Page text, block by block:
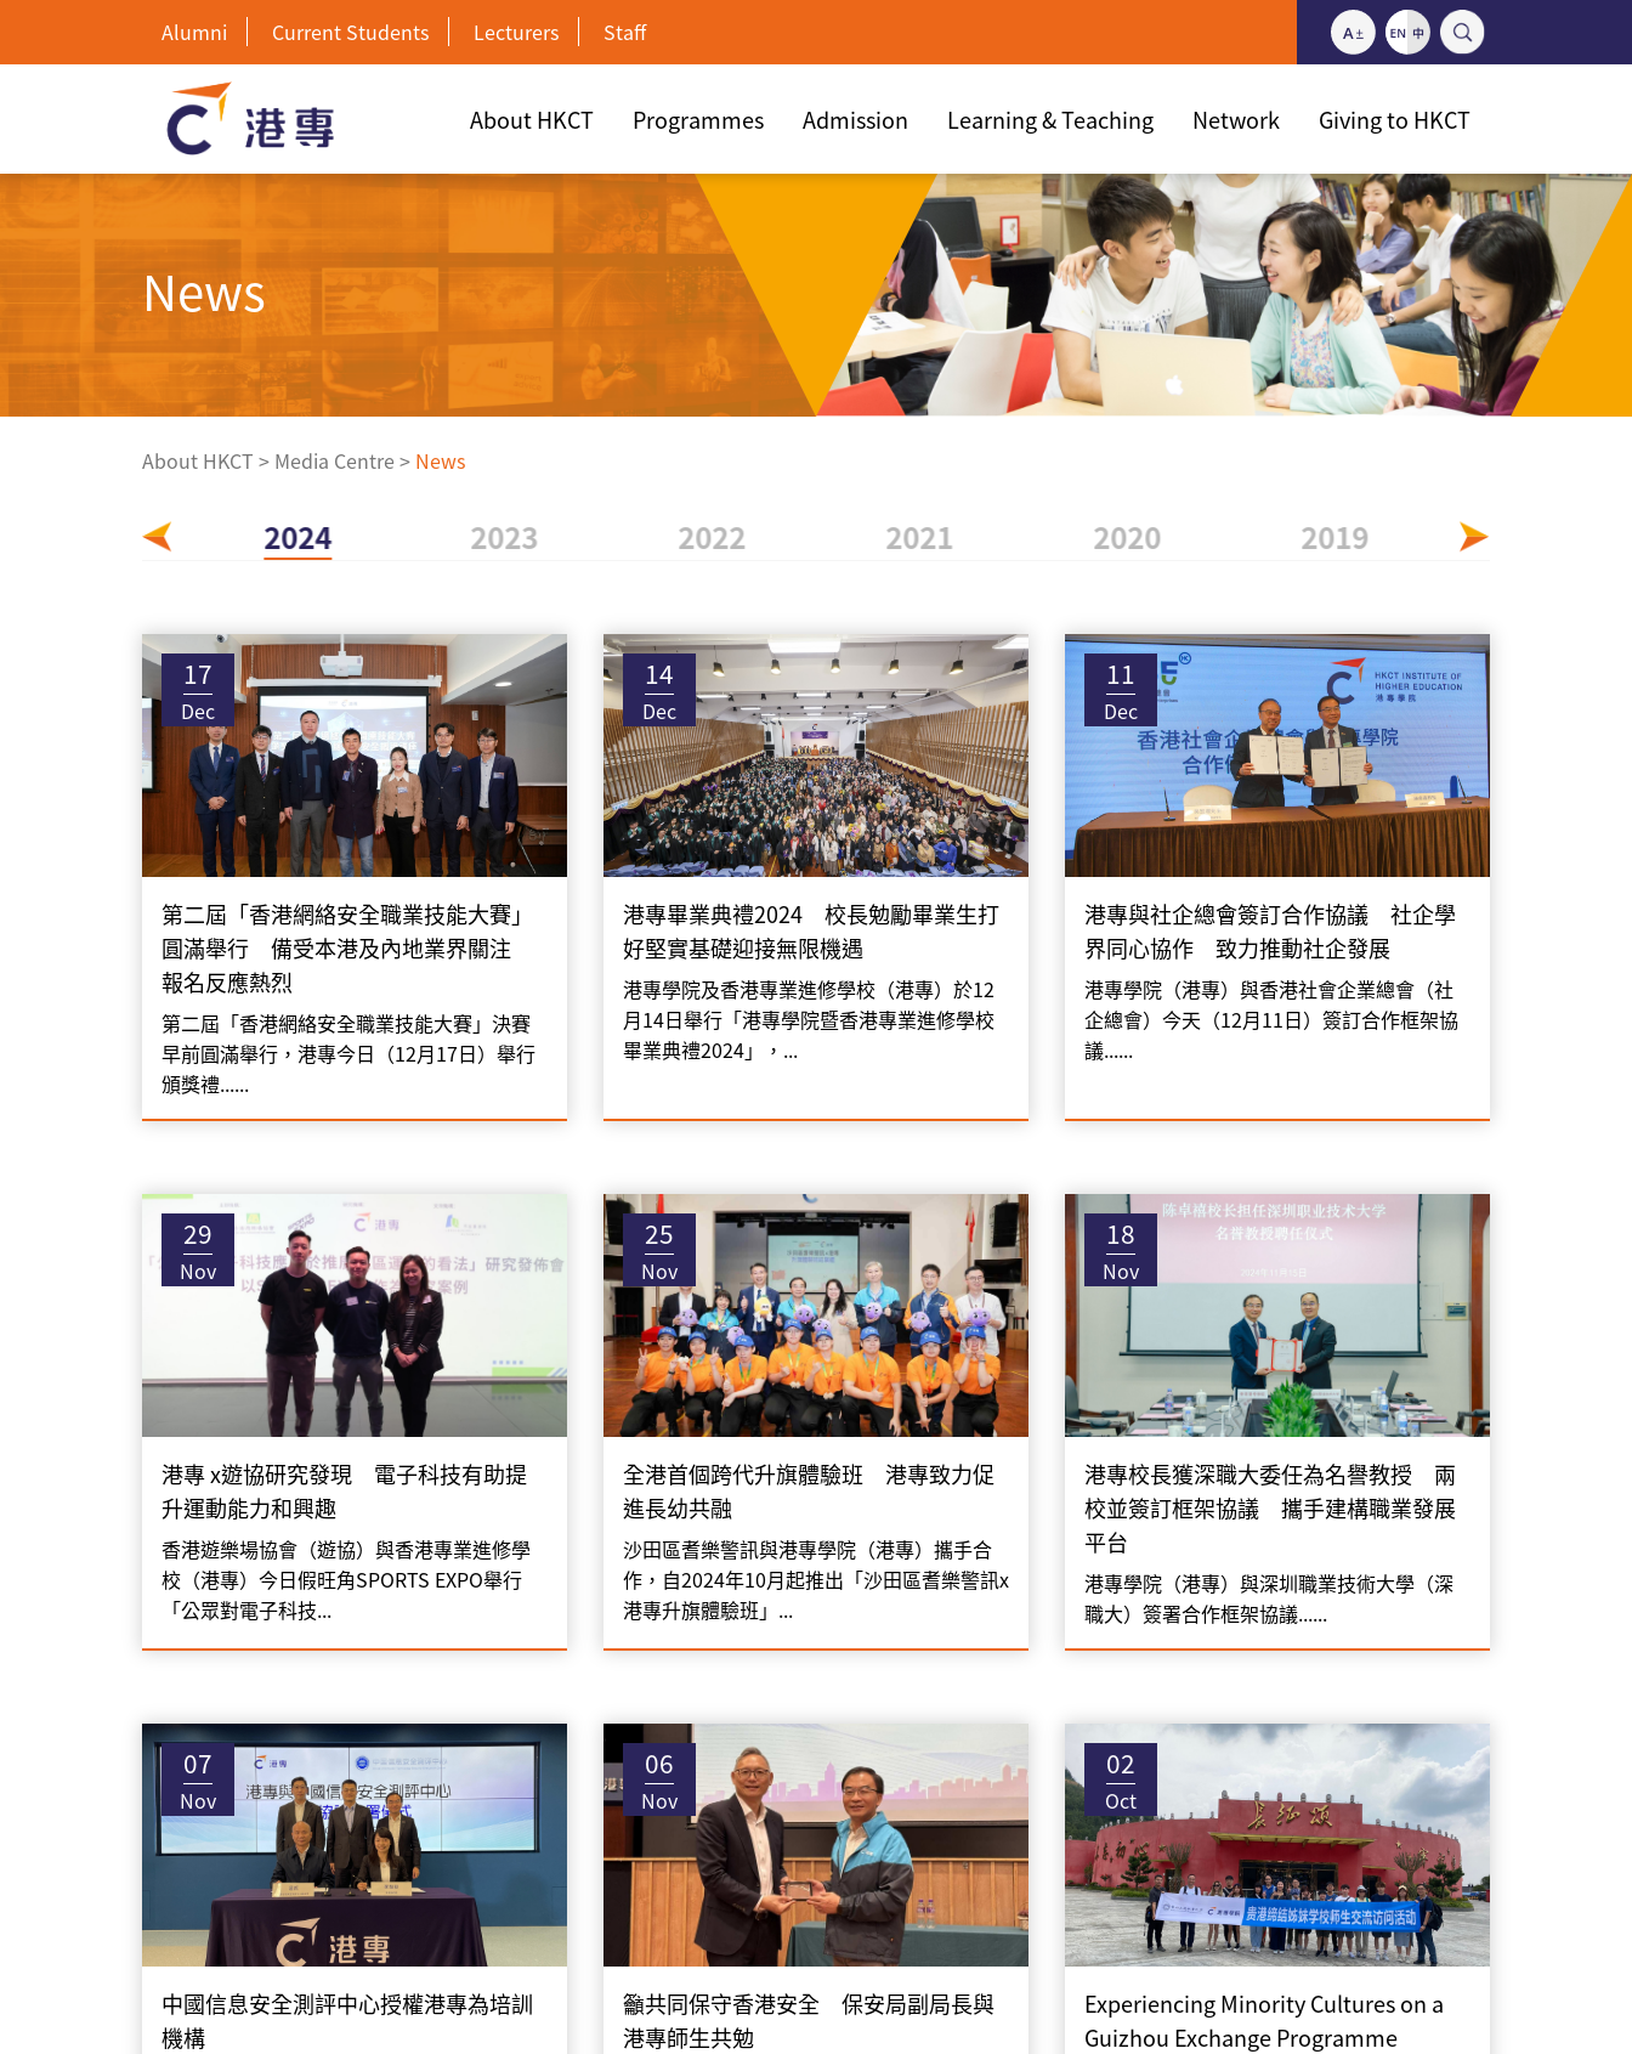
Alumni Current Students Lecturers Staff
About HKCT Programmes Admission Learning & Teaching Network Giving to HKCT
News
About HKCT > Media Centre > News
2024 2023 2022 2021 2020 2019
17
Dec
第二屆「香港網絡安全職業技能大賽」
圓滿舉行 備受本港及內地業界關注
報名反應熱烈
第二屆「香港網絡安全職業技能大賽」決賽
早前圓滿舉行，港專今日（12月17日）舉行
頒獎禮......
14
Dec
港專畢業典禮2024 校長勉勵畢業生打
好堅實基礎迎接無限機遇
港專學院及香港專業進修學校（港專）於12
月14日舉行「港專學院暨香港專業進修學校
畢業典禮2024」，...
11
Dec
港專與社企總會簽訂合作協議 社企學
界同心協作 致力推動社企發展
港專學院（港專）與香港社會企業總會（社
企總會）今天（12月11日）簽訂合作框架協
議......
29
Nov
港專 x遊協研究發現 電子科技有助提
升運動能力和興趣
香港遊樂場協會（遊協）與香港專業進修學
校（港專）今日假旺角SPORTS EXPO舉行
「公眾對電子科技...
25
Nov
全港首個跨代升旗體驗班 港專致力促
進長幼共融
沙田區耆樂警訊與港專學院（港專）攜手合
作，自2024年10月起推出「沙田區耆樂警訊x
港專升旗體驗班」...
18
Nov
港專校長獲深職大委任為名譽教授 兩
校並簽訂框架協議 攜手建構職業發展
平台
港專學院（港專）與深圳職業技術大學（深
職大）簽署合作框架協議......
07
Nov
中國信息安全測評中心授權港專為培訓
機構
06
Nov
籲共同保守香港安全 保安局副局長與
港專師生共勉
02
Oct
Experiencing Minority Cultures on a
Guizhou Exchange Programme